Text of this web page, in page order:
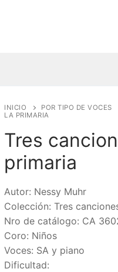
INICIO POR TIPO DE VOCES
LA PRIMARIA
Tres
primaria
Autor: Nessy Muhr
Colección: Tres
Nro de catálogo: CA
Coro: Niños
Voces: SA y piano
Dificultad: